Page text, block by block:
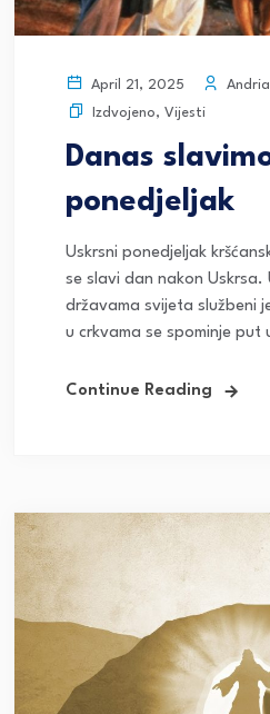
April 21, 2025
Izdvojeno, Vijesti
Danas
ponedjeljak
Uskrsni ponedjeljak
se slavi dan nakon Uskrsa.
državama svijeta službeni
u crkvama se spominje put
Continue Reading